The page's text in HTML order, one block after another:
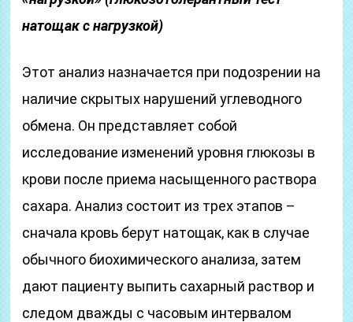
натощак с нагрузкой)
Этот анализ назначается при подозрении на
наличие скрытых нарушений углеводного
обмена. Он представляет собой
исследование изменений уровня глюкозы в
крови после приема насыщенного раствора
сахара. Анализ состоит из трех этапов –
сначала кровь берут натощак, как в случае
обычного биохимического анализа, затем
дают пациенту выпить сахарный раствор и
следом дважды с часовым интервалом